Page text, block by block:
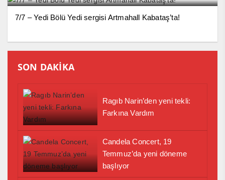
7/7 – Yedi Bölü Yedi sergisi Artmahall Kabataş’ta!
SON DAKİKA
Ragıb Narin’den yeni tekli:
Farkına Vardım
Candela Concert, 19
Temmuz’da yeni döneme
başlıyor